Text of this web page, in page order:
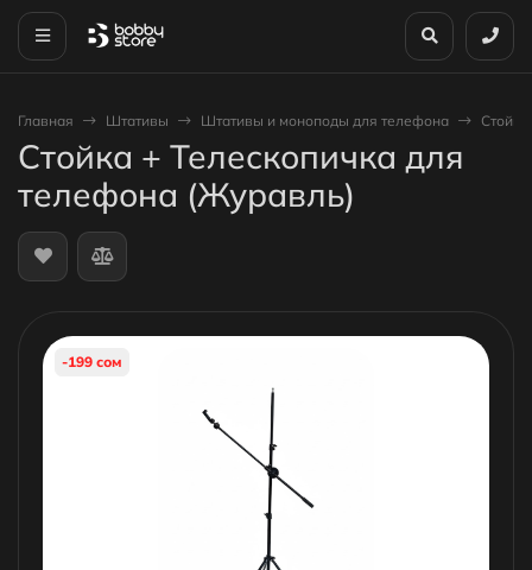
Главная Штативы Штативы и моноподы для телефона
Стойка + Телескопичка для
телефона (Журавль)
-199 сом